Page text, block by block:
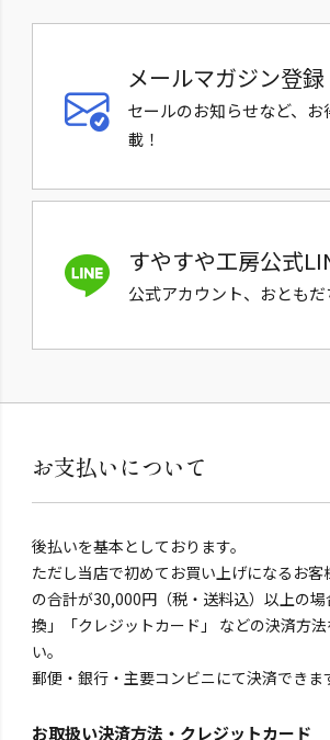
メールマガジン登録
セールのお知らせなど、お
載！
すやすや工房公式
公式アカウント、おともだ
お支払いについて
後払いを基本としております。
ただし当店で初めてお買い上げになるお客
の合計が30,000円（税・送料込）以上の場
換」「クレジットカード」 などの決済方
い。
郵便・銀行・主要コンビニにて決済できま
お取扱い決済方法・クレジットカード